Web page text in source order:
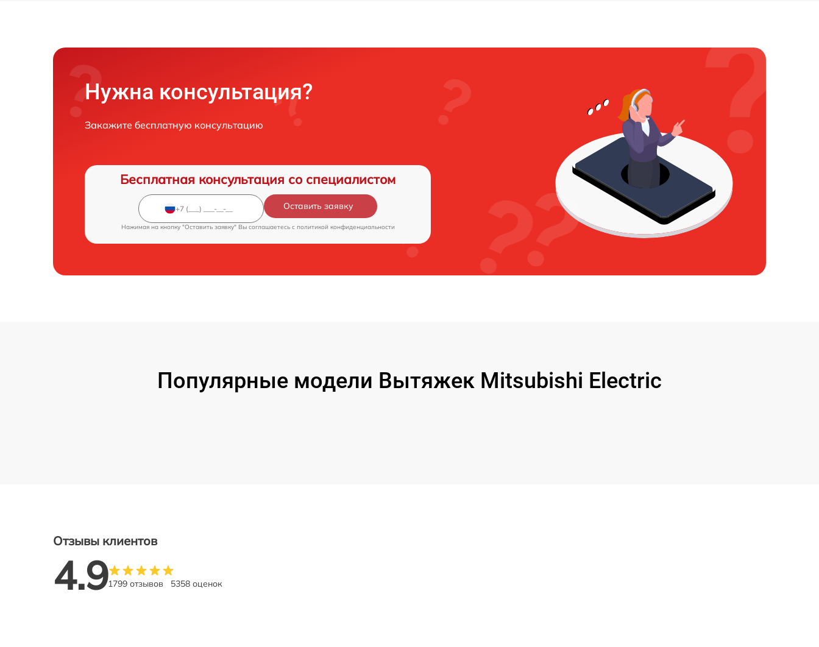
Нужна консультация?
Закажите бесплатную консультацию
Бесплатная консультация со специалистом
Оставить заявку
Нажимая на кнопку "Оставить заявку" Вы соглашаетесь c политикой конфиденциальности
Популярные модели Вытяжек Mitsubishi Electric
Отзывы клиентов
4.91799 отзывов 5358 оценок